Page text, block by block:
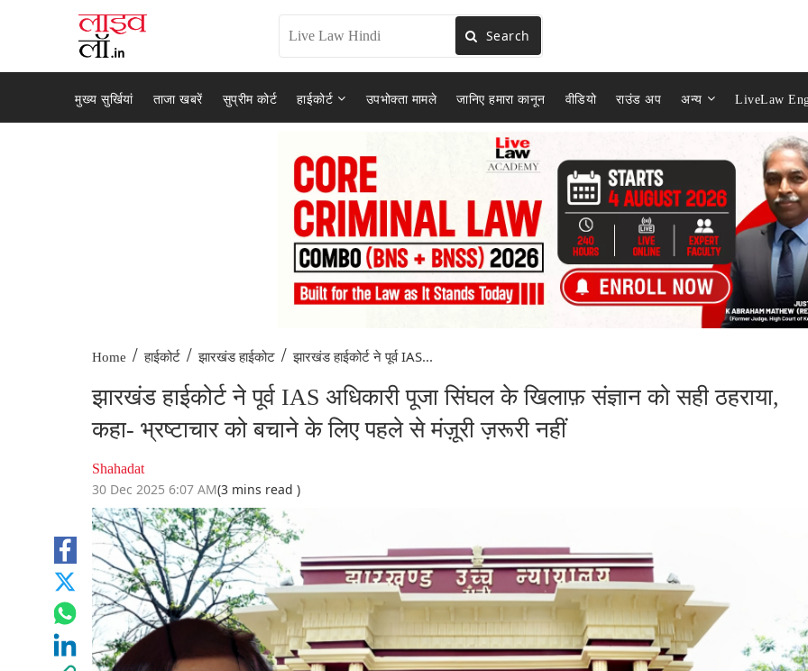
Search
मुख्य सुर्खियां ताजा खबरें सुप्रीम कोर्ट हाईकोर्ट उपभोक्ता मामले जानिए हमारा कानून वीडियो राउंड अप अन्य LiveLaw
Home / हाईकोर्ट / झारखंड हाईकोट / झारखंड हाईकोर्ट ने पूर्व IAS...
झारखंड हाईकोर्ट ने पूर्व IAS अधिकारी पूजा सिंघल के खिलाफ़ संज्ञान को सही ठहराया,
कहा- भ्रष्टाचार को बचाने के लिए पहले से मंज़ूरी ज़रूरी नहीं
Shahadat
30 Dec 2025 6:07 AM(3 mins read )